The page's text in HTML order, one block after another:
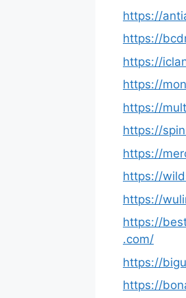
https://
https://
https://
https://
https://
https://
https://
https://
https://
https://
.com/
https://
https://